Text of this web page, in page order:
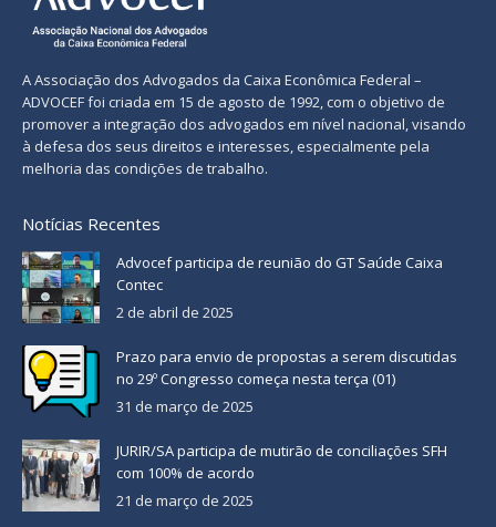
A Associação dos Advogados da Caixa Econômica Federal –
ADVOCEF foi criada em 15 de agosto de 1992, com o objetivo de
promover a integração dos advogados em nível nacional, visando
à defesa dos seus direitos e interesses, especialmente pela
melhoria das condições de trabalho.
Notícias Recentes
Advocef participa de reunião do GT Saúde Caixa
Contec
2 de abril de 2025
Prazo para envio de propostas a serem discutidas
no 29º Congresso começa nesta terça (01)
31 de março de 2025
JURIR/SA participa de mutirão de conciliações SFH
com 100% de acordo
21 de março de 2025